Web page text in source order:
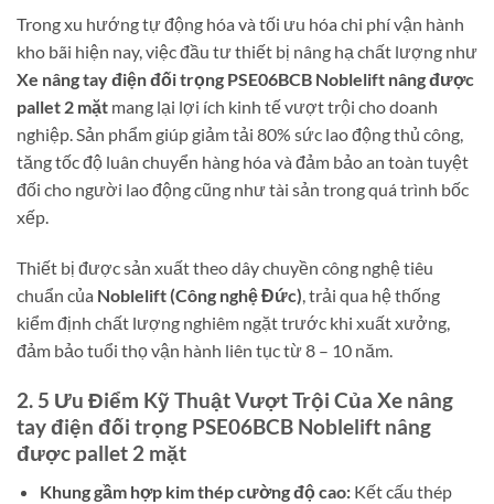
Trong xu hướng tự động hóa và tối ưu hóa chi phí vận hành
kho bãi hiện nay, việc đầu tư thiết bị nâng hạ chất lượng như
Xe nâng tay điện đối trọng PSE06BCB Noblelift nâng được
pallet 2 mặt mang lại lợi ích kinh tế vượt trội cho doanh
nghiệp. Sản phẩm giúp giảm tải 80% sức lao động thủ công,
tăng tốc độ luân chuyển hàng hóa và đảm bảo an toàn tuyệt
đối cho người lao động cũng như tài sản trong quá trình bốc
xếp.
Thiết bị được sản xuất theo dây chuyền công nghệ tiêu
chuẩn của Noblelift (Công nghệ Đức), trải qua hệ thống
kiểm định chất lượng nghiêm ngặt trước khi xuất xưởng,
đảm bảo tuổi thọ vận hành liên tục từ 8 – 10 năm.
2. 5 Ưu Điểm Kỹ Thuật Vượt Trội Của Xe nâng
tay điện đối trọng PSE06BCB Noblelift nâng
được pallet 2 mặt
Khung gầm hợp kim thép cường độ cao:Kết cấu thép